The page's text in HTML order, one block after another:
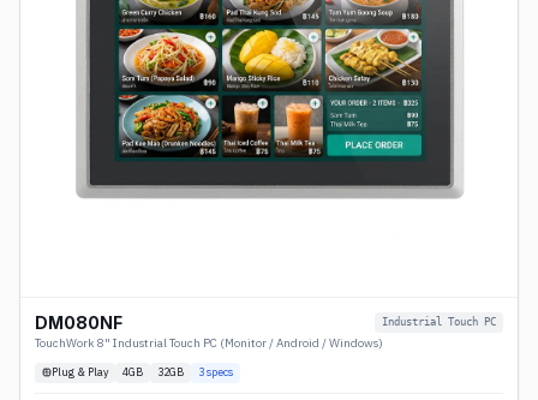
DM080NF Industrial Touch PC
TouchWork 8" Industrial Touch PC (Monitor / Android / Windows)
Plug & Play 4GB 32GB 3specs